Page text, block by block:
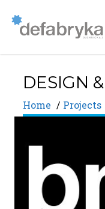
DESIGN
Home / Projects